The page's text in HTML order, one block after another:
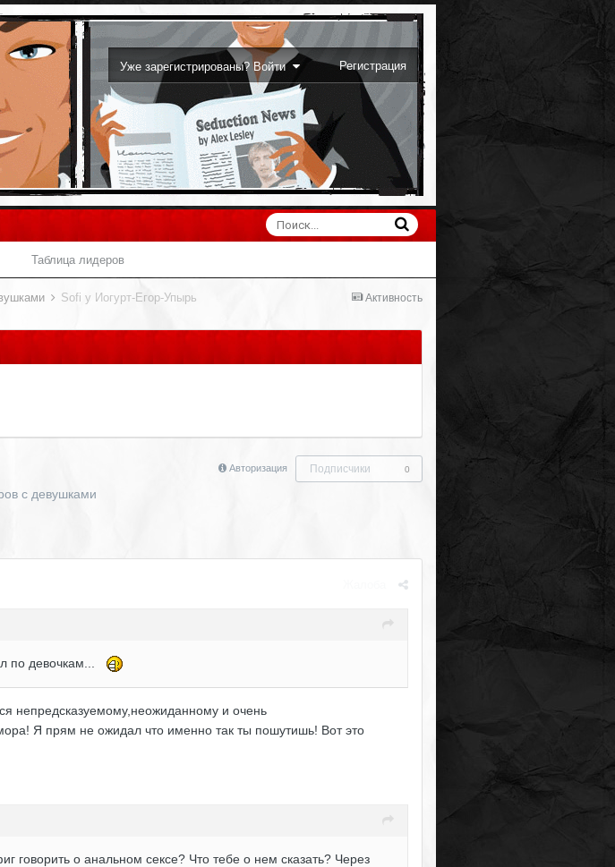
Уже зарегистрированы? Войти Регистрация
Таблица лидеров
Активность
Sofi y Йогурт-Егор-Упырь
Авторизация Подписчики 0
с девушками
по девочкам...
непредсказуемому,неожиданному и очень
Я прям не ожидал что именно так ты пошутишь! Вот это
говорить о анальном сексе? Что тебе о нем сказать? Через